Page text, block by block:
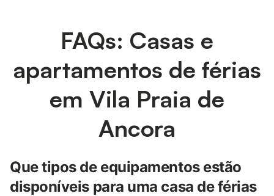
FAQs: Casas e
apartamentos de férias
em Vila Praia de
Ancora
Que tipos de equipamentos estão
disponíveis para uma casa de férias